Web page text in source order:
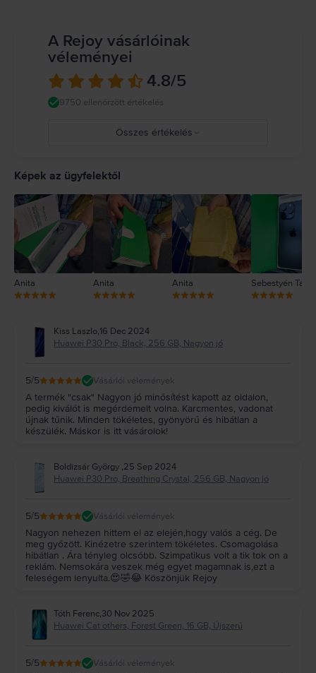
A Rejoy vásárlóinak
véleményei
4.8/5
9750 ellenőrzött értékelés
Összes értékelés
2
1
Képek az ügyfelektől
Anita Anita Anita Sebestyén
Kiss Laszlo,16 Dec 2024
Huawei P30 Pro, Black, 256 GB, Nagyon jó
5/5 Vásárlói vélemények
A termék "csak" Nagyon jó minősítést kapott az oldalon,
pedig kiválót is megérdemelt volna. Karcmentes, vadonat
újnak tűnik. Minden tökéletes, gyönyörű és hibátlan a
készülék. Máskor is itt vásárolok!
Boldizsár György ,25 Sep 2024
Huawei P30 Pro, Breathing Crystal, 256 GB, Nagyon jó
5/5 Vásárlói vélemények
Nagyon nehezen hittem el az elején,hogy valós a cég. De
meg győzött. Kinézetre szerintem tökéletes. Csomagolása
hibátlan . Ára tényleg olcsóbb. Szimpatikus volt a tik tok on a
reklám. Nemsokára veszek még egyet magamnak is,ezt a
feleségem lenyulta.😍🤣😂 Köszönjük Rejoy
Tóth Ferenc,30 Nov 2025
Huawei Cat others, Forest Green, 16 GB, Újszerű
5/5 Vásárlói vélemények